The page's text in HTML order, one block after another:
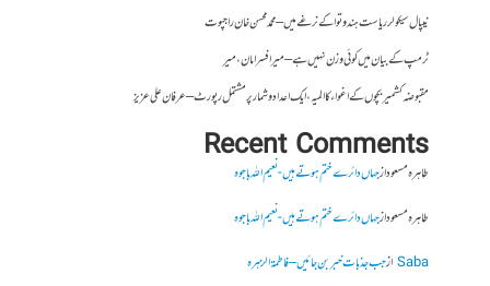
نیپال سیکولر ریاست ہندوتوا کے نرغے میں – محمد محسن خان راجپوت
ٹرمپ کے بیان میں کوئی وزن نہیں ہے – میر افسرامان،میر
مقبوضہ کشمیر بچوں کے اغواء کا المیہ، ایک اعداد و شمار پر مشتمل رپورٹ – عرفان علی عزیز
Recent Comments
طاہرہ مسعودازجہاں دائرے ختم ہوتے ہیں- نعیم اللہ باجوہ
طاہرہ مسعودازجہاں دائرے ختم ہوتے ہیں- نعیم اللہ باجوہ
Sabaازجب جذبات خبر بن جائیں – فاطمۃالزہرہ